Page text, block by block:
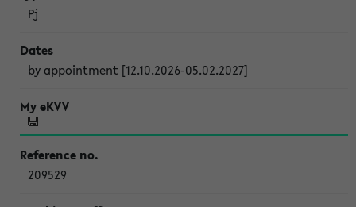
Pj
by appointment [12.10.2026-05.02.2027]
209529